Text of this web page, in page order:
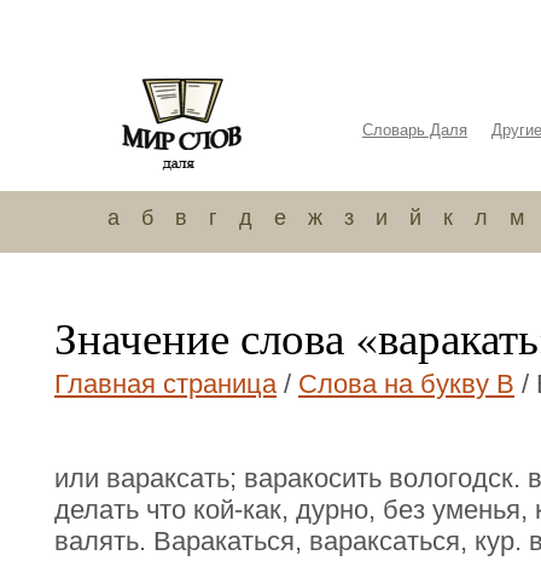
Словарь Даля
а б в г д е ж з и й к л м
Значение слова
Главная страница/ Слова на букву В /
или вараксать; варакосить вологодск.
делать что кой-как, дурно, без уменья,
валять. Варакаться, вараксаться, кур.